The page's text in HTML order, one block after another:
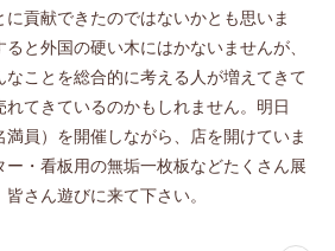
貢献できたのではないかとも思いま
と外国の硬い木にはかないませんが、
ことを総合的に考える人が増えてきて
てきているのかもしれません。明日
員）を開催しながら、店を開けていま
・看板用の無垢一枚板などたくさん展
さん遊びに来て下さい。